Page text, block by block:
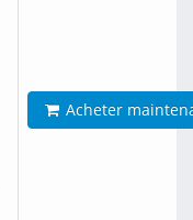
Acheter